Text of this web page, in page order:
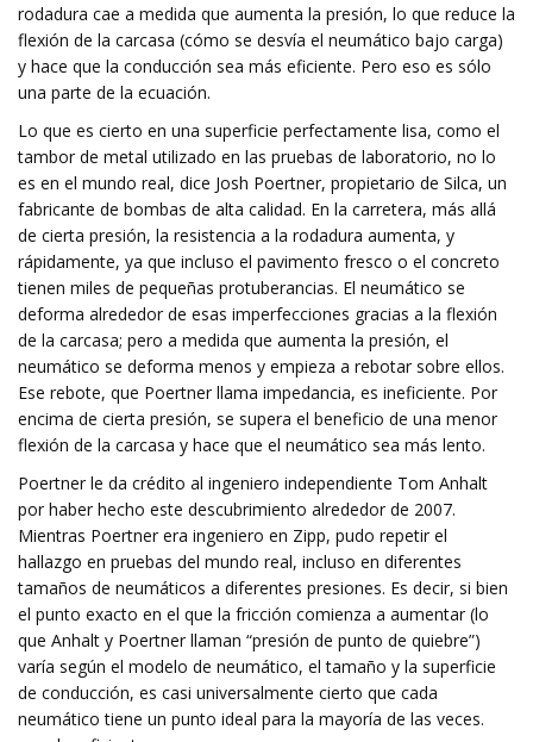
rodadura cae a medida que aumenta la presión, lo que reduce la
flexión de la carcasa (cómo se desvía el neumático bajo carga)
y hace que la conducción sea más eficiente. Pero eso es sólo
una parte de la ecuación.
Lo que es cierto en una superficie perfectamente lisa, como el
tambor de metal utilizado en las pruebas de laboratorio, no lo
es en el mundo real, dice Josh Poertner, propietario de Silca, un
fabricante de bombas de alta calidad. En la carretera, más allá
de cierta presión, la resistencia a la rodadura aumenta, y
rápidamente, ya que incluso el pavimento fresco o el concreto
tienen miles de pequeñas protuberancias. El neumático se
deforma alrededor de esas imperfecciones gracias a la flexión
de la carcasa; pero a medida que aumenta la presión, el
neumático se deforma menos y empieza a rebotar sobre ellos.
Ese rebote, que Poertner llama impedancia, es ineficiente. Por
encima de cierta presión, se supera el beneficio de una menor
flexión de la carcasa y hace que el neumático sea más lento.
Poertner le da crédito al ingeniero independiente Tom Anhalt
por haber hecho este descubrimiento alrededor de 2007.
Mientras Poertner era ingeniero en Zipp, pudo repetir el
hallazgo en pruebas del mundo real, incluso en diferentes
tamaños de neumáticos a diferentes presiones. Es decir, si bien
el punto exacto en el que la fricción comienza a aumentar (lo
que Anhalt y Poertner llaman “presión de punto de quiebre”)
varía según el modelo de neumático, el tamaño y la superficie
de conducción, es casi universalmente cierto que cada
neumático tiene un punto ideal para la mayoría de las veces.